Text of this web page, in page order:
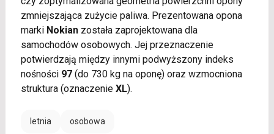
zmniejszająca zużycie paliwa. Prezentowana opona
marki Nokianzostała zaprojektowana dla
samochodów osobowych. Jej przeznaczenie
potwierdzają między innymi podwyższony indeks
nośności 97(do 730 kg na oponę) oraz wzmocniona
struktura (oznaczenie XL).
letnia osobowa